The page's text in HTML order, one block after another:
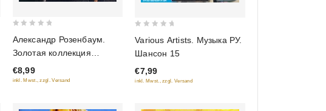
of
5
Александр Розенбаум.
Золотая коллекция
шансона
€8,99
inkl. Mwst., zzgl. Versand
of
5
Various Artists. Музыка РУ.
Шансон 15
€7,99
inkl. Mwst., zzgl. Versand